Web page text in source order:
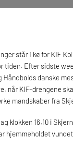
står i kø for KIF
tiden. Efter sidste
Håndbolds danske
når KIF-drengene
mandskaber fra
klokken 16.10 i
hjemmeholdet